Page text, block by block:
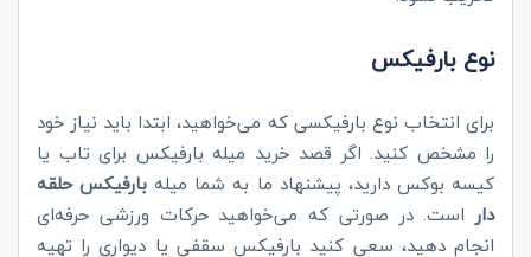
نوع بارفیکس
برای انتخاب نوع بارفیکسی که می‌خواهید، ابتدا باید نیاز خود
را مشخص کنید. اگر قصد خرید میله بارفیکس برای تاب یا
کیسه بوکس دارید، پیشنهاد ما به شما میله بارفیکس حلقه
دار است. در صورتی که می‌خواهید حرکات ورزشی حرفه‌ای
انجام دهید، سعی کنید بارفیکس سقفی یا دیواری را تهیه